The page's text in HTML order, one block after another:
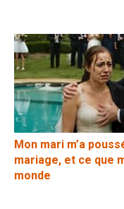
Mon mari m’a
mariage, et ce que
monde